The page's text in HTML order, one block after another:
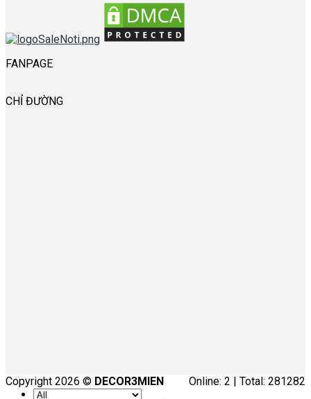
FANPAGE
CHỈ ĐƯỜNG
Online: 2 | Total: 281282
Copyright 2026 © DECOR3MIEN